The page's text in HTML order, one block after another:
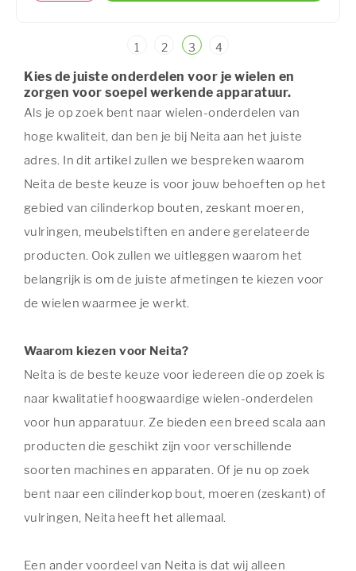
1 2 3 4
Kies de juiste onderdelen voor je wielen en
zorgen voor soepel werkende apparatuur.
Als je op zoek bent naar wielen-onderdelen van
hoge kwaliteit, dan ben je bij Neita aan het juiste
adres. In dit artikel zullen we bespreken waarom
Neita de beste keuze is voor jouw behoeften op het
gebied van cilinderkop bouten, zeskant moeren,
vulringen, meubelstiften en andere gerelateerde
producten. Ook zullen we uitleggen waarom het
belangrijk is om de juiste afmetingen te kiezen voor
de wielen waarmee je werkt.
Waarom kiezen voor Neita?
Neita is de beste keuze voor iedereen die op zoek is
naar kwalitatief hoogwaardige wielen-onderdelen
voor hun apparatuur. Ze bieden een breed scala aan
producten die geschikt zijn voor verschillende
soorten machines en apparaten. Of je nu op zoek
bent naar een cilinderkop bout, moeren (zeskant) of
vulringen, Neita heeft het allemaal.
Een ander voordeel van Neita is dat wij alleen